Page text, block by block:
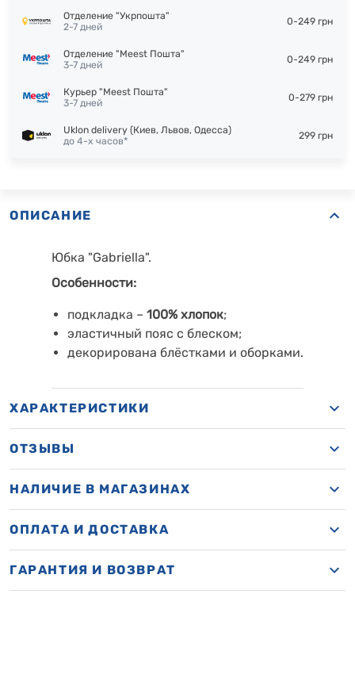
Отделение "Укрпошта"
2-7 дней
0-249 грн
Отделение "Meest Пошта"
3-7 дней
0-249 грн
Курьер "Meest Пошта"
3-7 дней
0-279 грн
Uklon delivery (Киев, Львов, Одесса)
до 4-х часов*
299 грн
ОПИСАНИЕ
Юбка "Gabriella".
Особенности:
подкладка – 100% хлопок;
эластичный пояс с блеском;
декорирована блёстками и оборками.
ХАРАКТЕРИСТИКИ
ОТЗЫВЫ
НАЛИЧИЕ В МАГАЗИНАХ
ОПЛАТА И ДОСТАВКА
ГАРАНТИЯ И ВОЗВРАТ